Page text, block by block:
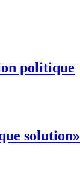
politique
solution»